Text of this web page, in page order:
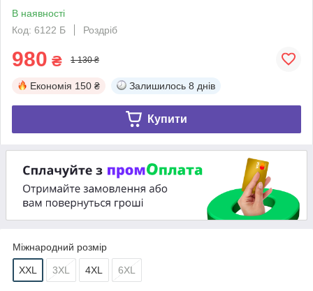
В наявності
Код: 6122 Б
Роздріб
980 ₴ 1 130 ₴
Економія 150 ₴ Залишилось 8 днів
Купити
Міжнародний розмір
XXL 3XL 4XL 6XL